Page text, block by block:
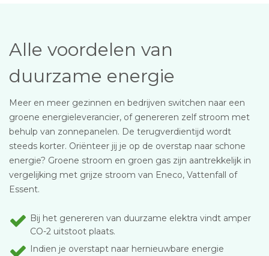
Alle voordelen van
duurzame energie
Meer en meer gezinnen en bedrijven switchen naar een
groene energieleverancier, of genereren zelf stroom met
behulp van zonnepanelen. De terugverdientijd wordt
steeds korter. Oriënteer jij je op de overstap naar schone
energie? Groene stroom en groen gas zijn aantrekkelijk in
vergelijking met grijze stroom van Eneco, Vattenfall of
Essent.
Bij het genereren van duurzame elektra vindt amper
CO-2 uitstoot plaats.
Indien je overstapt naar hernieuwbare energie